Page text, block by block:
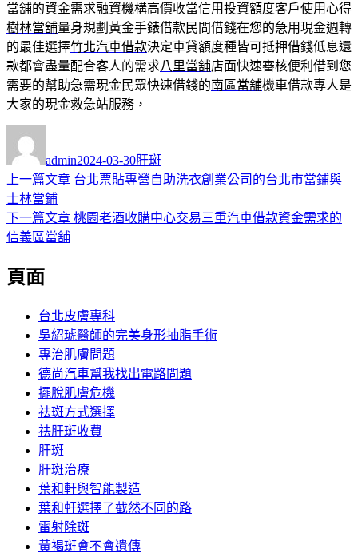
當舖的資金需求融資機構高價收當信用投資額度客戶使用心得
樹林當舖量身規劃黃金手錶借款民間借錢在您的急用現金週轉
的最佳選擇竹北汽車借款決定車貸額度種皆可抵押借錢低息還
款都會盡量配合客人的需求八里當舖店面快速審核便利借到您
需要的幫助急需現金民眾快速借錢的南區當舖機車借款專人是
大家的現金救急站服務，
者
admin佈
日
2024-03-30類
肝斑
文
章
導
覽
上一篇文章 上
篇
台北票貼專營自助洗衣創業公司的台北市當鋪與
士林當鋪
下一篇文章 下
桃園老酒收購中心交易三重汽車借款資金需求的
信義區當舖
頁面
台北皮膚專科
吳紹琥醫師的完美身形抽脂手術
專治肌膚問題
德尚汽車幫我找出電路問題
擺脫肌膚危機
祛斑方式選擇
祛肝斑收費
肝斑
肝斑治療
葉和軒與智能製造
葉和軒選擇了截然不同的路
雷射除斑
黃褐斑會不會遺傳